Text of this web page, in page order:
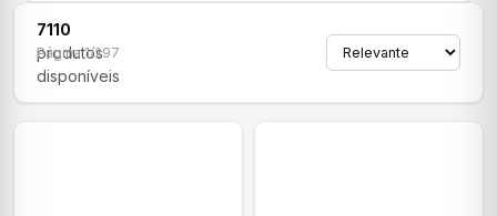
7110
produtos
disponíveis
Página 1/297